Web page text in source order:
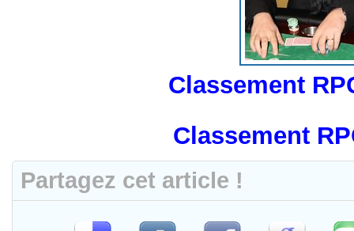
Classement
Classement
Partagez cet article !